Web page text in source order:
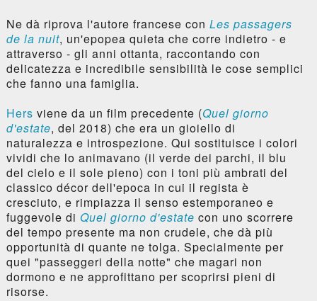
Ne dà riprova l'autore francese con Les passagers
de la nuit, un'epopea quieta che corre indietro - e
attraverso - gli anni ottanta, raccontando con
delicatezza e incredibile sensibilità le cose semplici
che fanno una famiglia.
Hers viene da un film precedente (Quel giorno
d'estate, del 2018) che era un gioiello di
naturalezza e introspezione. Qui sostituisce i colori
vividi che lo animavano (il verde dei parchi, il blu
del cielo e il sole pieno) con i toni più ambrati del
classico décor dell'epoca in cui il regista è
cresciuto, e rimpiazza il senso estemporaneo e
fuggevole di Quel giorno d'estate con uno scorrere
del tempo presente ma non crudele, che dà più
opportunità di quante ne tolga. Specialmente per
quei "passeggeri della notte" che magari non
dormono e ne approfittano per scoprirsi pieni di
risorse.